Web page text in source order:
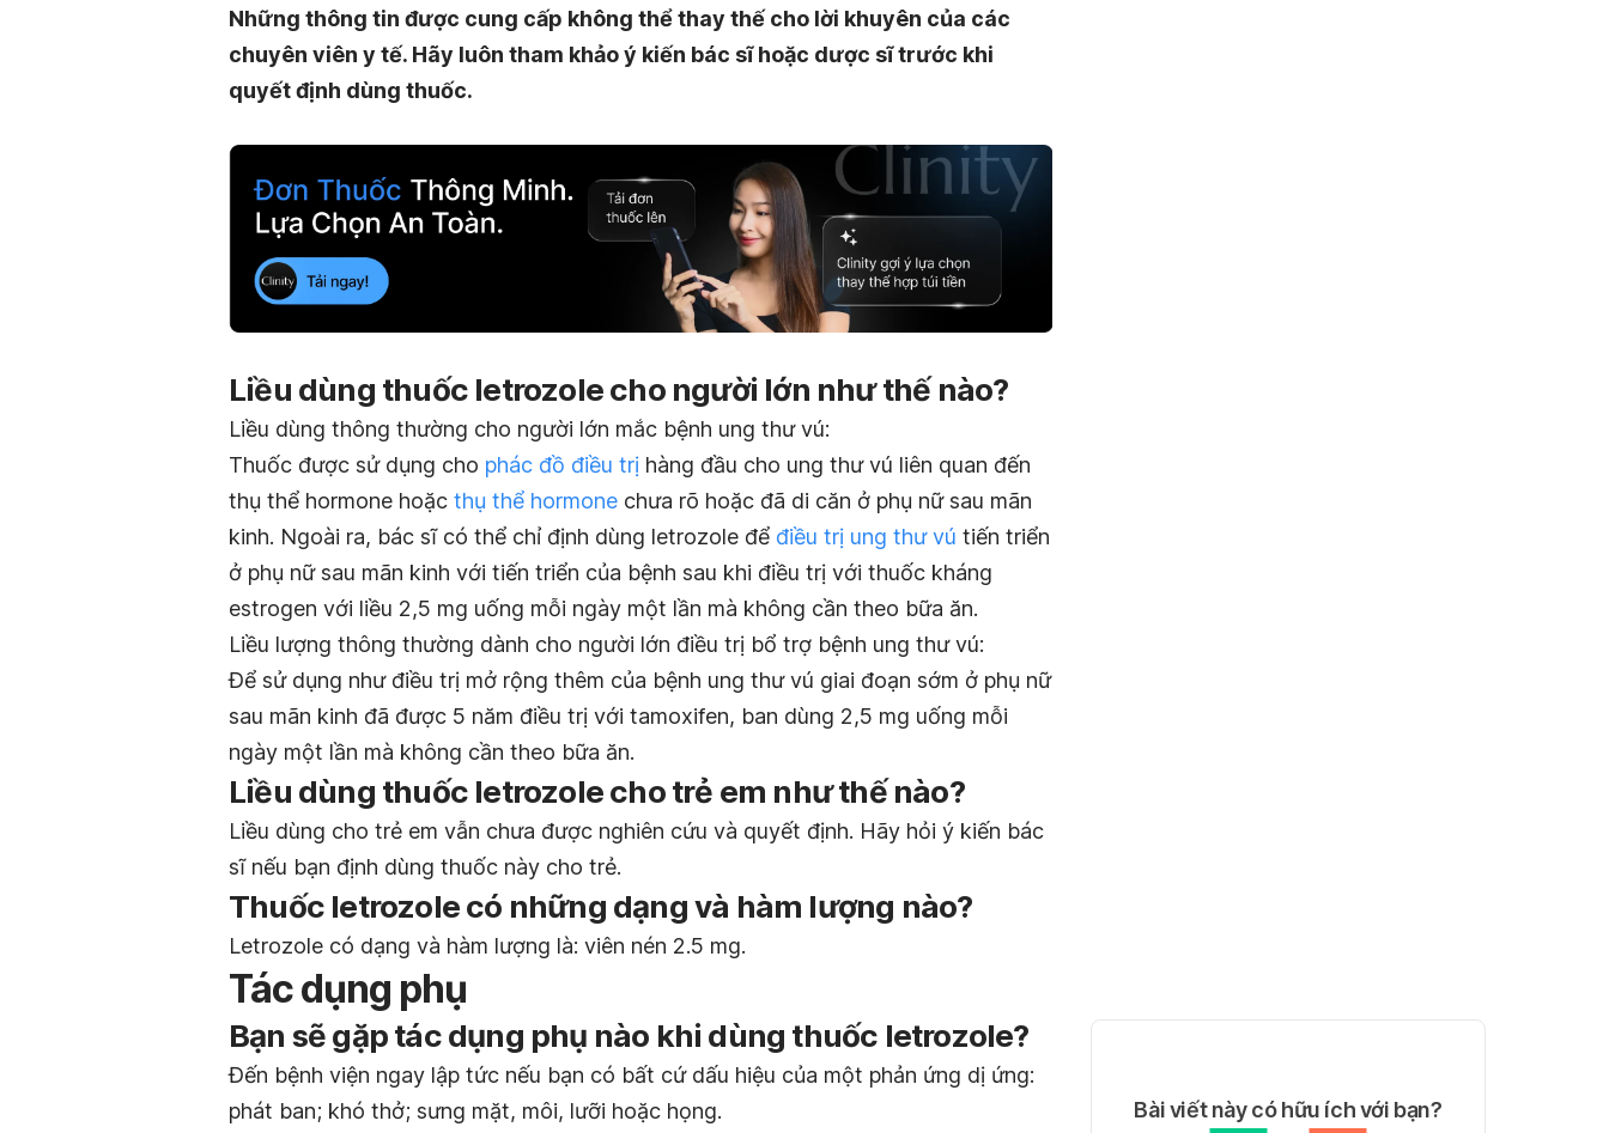
Những thông tin được cung cấp không thể thay thế cho lời khuyên của các
chuyên viên y tế. Hãy luôn tham khảo ý kiến bác sĩ hoặc dược sĩ trước khi
quyết định dùng thuốc.
Liều dùng thuốc letrozole cho người lớn như thế nào?
Liều dùng thông thường cho người lớn mắc bệnh ung thư vú:
Thuốc được sử dụng cho phác đồ điều trị hàng đầu cho ung thư vú liên quan đến
thụ thể hormone hoặc thụ thể hormone chưa rõ hoặc đã di căn ở phụ nữ sau mãn
kinh. Ngoài ra, bác sĩ có thể chỉ định dùng letrozole để điều trị ung thư vú tiến triển
ở phụ nữ sau mãn kinh với tiến triển của bệnh sau khi điều trị với thuốc kháng
estrogen với liều 2,5 mg uống mỗi ngày một lần mà không cần theo bữa ăn.
Liều lượng thông thường dành cho người lớn điều trị bổ trợ bệnh ung thư vú:
Để sử dụng như điều trị mở rộng thêm của bệnh ung thư vú giai đoạn sớm ở phụ nữ
sau mãn kinh đã được 5 năm điều trị với tamoxifen, ban dùng 2,5 mg uống mỗi
ngày một lần mà không cần theo bữa ăn.
Liều dùng thuốc letrozole cho trẻ em như thế nào?
Liều dùng cho trẻ em vẫn chưa được nghiên cứu và quyết định. Hãy hỏi ý kiến bác
sĩ nếu bạn định dùng thuốc này cho trẻ.
Thuốc letrozole có những dạng và hàm lượng nào?
Letrozole có dạng và hàm lượng là: viên nén 2.5 mg.
Tác dụng phụ
Bạn sẽ gặp tác dụng phụ nào khi dùng thuốc letrozole?
Đến bệnh viện ngay lập tức nếu bạn có bất cứ dấu hiệu của một phản ứng dị ứng:
phát ban; khó thở; sưng mặt, môi, lưỡi hoặc họng.
Bài viết này có hữu ích với bạn?